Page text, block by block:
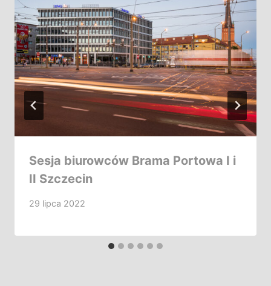
Sesja biurowców Brama Portowa I i
II Szczecin
29 lipca 2022